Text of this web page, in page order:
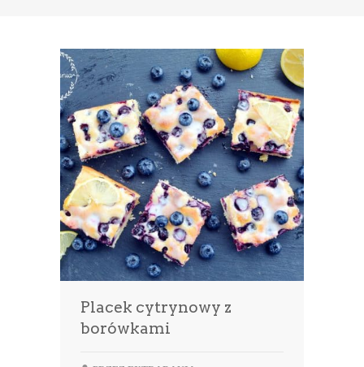
Placek cytrynowy z
borówkami